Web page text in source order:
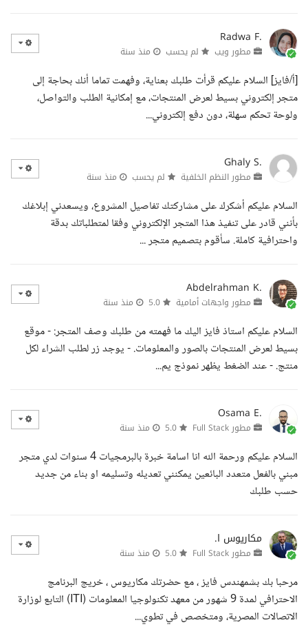
Radwa F.
مطور ويب لم يحسب منذ سنة
[أ/فايز] السلام عليكم قرأت طلبك بعناية، وفهمت تماما أنك بحاجة إلى
متجر إلكتروني بسيط لعرض المنتجات، مع إمكانية الطلب والتواصل،
ولوحة تحكم سهلة، دون دفع إلكتروني...
Ghaly S.
مطور النظم الخلفية لم يحسب منذ سنة
السلام عليكم أشكرك على مشاركتك تفاصيل المشروع، ويسعدني إبلاغك
بأنني قادر على تنفيذ هذا المتجر الإلكتروني وفقا لمتطلباتك بدقة
واحترافية كاملة. سأقوم بتصميم متجر ...
Abdelrahman K.
مطور واجهات أمامية منذ سنة
السلام عليكم استاذ فايز اليك ما فهمته من طلبك وصف المتجر: - موقع
بسيط لعرض المنتجات بالصور والمعلومات. - يوجد زر لطلب الشراء لكل
منتج. - عند الضغط يظهر نموذج يم...
Osama E.
مطور Full Stack منذ سنة
السلام عليكم ورحمة الله انا اسامة خبرة بالبرمجيات 4 سنوات لدي متجر
مبني بالفعل متعدد البائعين يمكنني تعديله وتسليمه او بناء من جديد
حسب طلبك
مكاريوس ا.
مطور Full Stack منذ سنة
مرحبا بك بشمهندس فايز ، مع حضرتك مكاريوس ، خريج البرنامج
الاحترافي لمدة 9 شهور من معهد تكنولوجيا المعلومات (ITI) التابع لوزارة
الاتصالات المصرية، ومتخصص في تطوي...